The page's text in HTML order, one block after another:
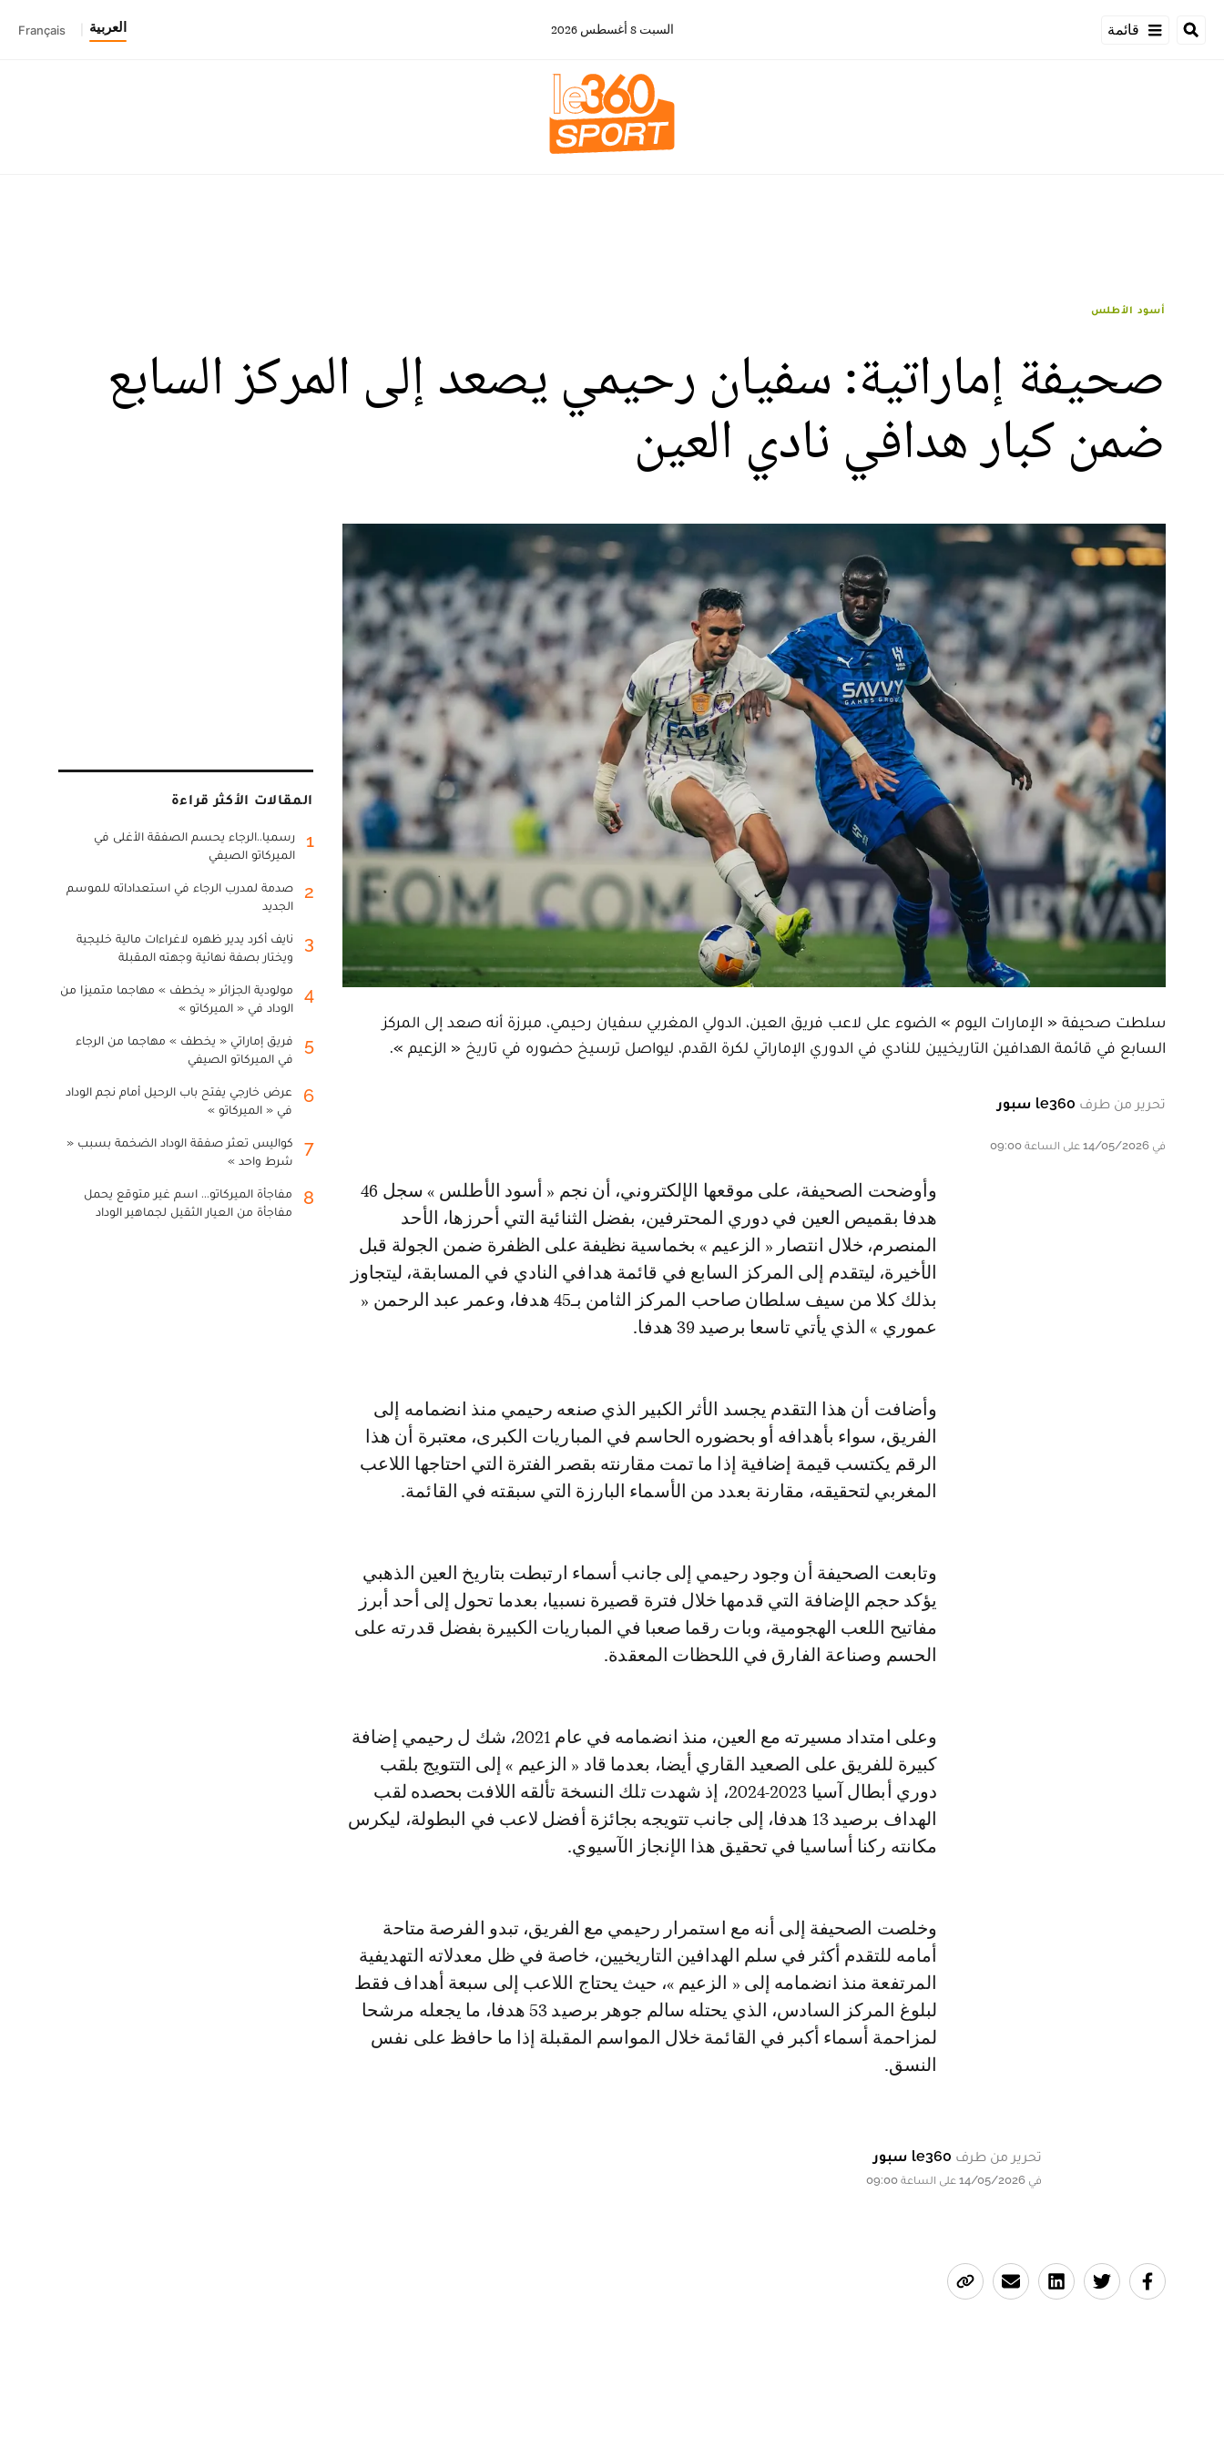
قائمة السبت 8 أغسطس 2026 العربية Français
أسود الأطلس
صحيفة إماراتية: سفيان رحيمي يصعد إلى المركز السابع
ضمن كبار هدافي نادي العين
سلطت صحيفة « الإمارات اليوم » الضوء على لاعب فريق العين، الدولي المغربي سفيان رحيمي، مبرزة أنه صعد إلى المركز
السابع في قائمة الهدافين التاريخيين للنادي في الدوري الإماراتي لكرة القدم، ليواصل ترسيخ حضوره في تاريخ « الزعيم ».
تحرير من طرف le360 سبور
في 14/05/2026 على الساعة 09:00
وأوضحت الصحيفة، على موقعها الإلكتروني، أن نجم « أسود الأطلس » سجل 46
هدفا بقميص العين في دوري المحترفين، بفضل الثنائية التي أحرزها، الأحد
المنصرم، خلال انتصار « الزعيم » بخماسية نظيفة على الظفرة ضمن الجولة قبل
الأخيرة، ليتقدم إلى المركز السابع في قائمة هدافي النادي في المسابقة، ليتجاوز
بذلك كلا من سيف سلطان صاحب المركز الثامن بـ45 هدفا، وعمر عبد الرحمن «
عموري » الذي يأتي تاسعا برصيد 39 هدفا.
وأضافت أن هذا التقدم يجسد الأثر الكبير الذي صنعه رحيمي منذ انضمامه إلى
الفريق، سواء بأهدافه أو بحضوره الحاسم في المباريات الكبرى، معتبرة أن هذا
الرقم يكتسب قيمة إضافية إذا ما تمت مقارنته بقصر الفترة التي احتاجها اللاعب
المغربي لتحقيقه، مقارنة بعدد من الأسماء البارزة التي سبقته في القائمة.
وتابعت الصحيفة أن وجود رحيمي إلى جانب أسماء ارتبطت بتاريخ العين الذهبي
يؤكد حجم الإضافة التي قدمها خلال فترة قصيرة نسبيا، بعدما تحول إلى أحد أبرز
مفاتيح اللعب الهجومية، وبات رقما صعبا في المباريات الكبيرة بفضل قدرته على
الحسم وصناعة الفارق في اللحظات المعقدة.
وعلى امتداد مسيرته مع العين، منذ انضمامه في عام 2021، شك ل رحيمي إضافة
كبيرة للفريق على الصعيد القاري أيضا، بعدما قاد « الزعيم » إلى التتويج بلقب
دوري أبطال آسيا 2023-2024، إذ شهدت تلك النسخة تألقه اللافت بحصده لقب
الهداف برصيد 13 هدفا، إلى جانب تتويجه بجائزة أفضل لاعب في البطولة، ليكرس
مكانته ركنا أساسيا في تحقيق هذا الإنجاز الآسيوي.
وخلصت الصحيفة إلى أنه مع استمرار رحيمي مع الفريق، تبدو الفرصة متاحة
أمامه للتقدم أكثر في سلم الهدافين التاريخيين، خاصة في ظل معدلاته التهديفية
المرتفعة منذ انضمامه إلى « الزعيم »، حيث يحتاج اللاعب إلى سبعة أهداف فقط
لبلوغ المركز السادس، الذي يحتله سالم جوهر برصيد 53 هدفا، ما يجعله مرشحا
لمزاحمة أسماء أكبر في القائمة خلال المواسم المقبلة إذا ما حافظ على نفس
النسق.
تحرير من طرف le360 سبور
في 14/05/2026 على الساعة 09:00
المقالات الأكثر قراءة
1
رسميا..الرجاء يحسم الصفقة الأغلى في
الميركاتو الصيفي
2
صدمة لمدرب الرجاء في استعداداته للموسم
الجديد
3
نايف أكرد يدير ظهره لاغراءات مالية خليجية
ويختار بصفة نهائية وجهته المقبلة
4
مولودية الجزائر « يخطف » مهاجما متميزا من
الوداد في « الميركاتو »
5
فريق إماراتي « يخطف » مهاجما من الرجاء
في الميركاتو الصيفي
6
عرض خارجي يفتح باب الرحيل أمام نجم الوداد
في « الميركاتو »
7
كواليس تعثر صفقة الوداد الضخمة بسبب «
شرط واحد »
8
مفاجأة الميركاتو... اسم غير متوقع يحمل
مفاجأة من العيار الثقيل لجماهير الوداد